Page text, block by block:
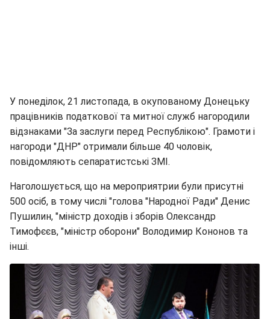
У понеділок, 21 листопада, в окупованому Донецьку
працівників податкової та митної служб нагородили
відзнаками "За заслуги перед Республікою". Грамоти і
нагороди "ДНР" отримали більше 40 чоловік,
повідомляють сепаратистські ЗМІ.
Наголошується, що на мероприятрии були присутні
500 осіб, в тому числі "голова "Народної Ради" Денис
Пушилин, "міністр доходів і зборів Олександр
Тимофєєв, "міністр оборони" Володимир Кононов та
інші.